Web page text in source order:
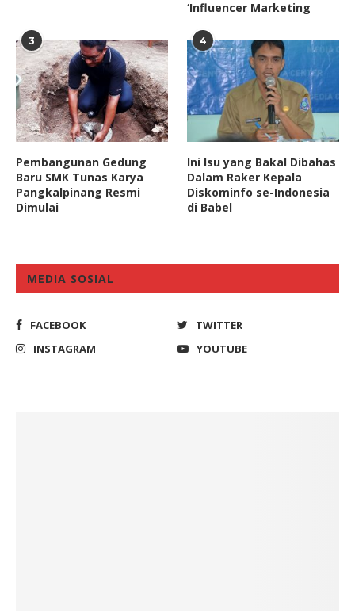
‘Influencer Marketing
3
Pembangunan Gedung
Baru SMK Tunas Karya
Pangkalpinang Resmi
Dimulai
4
Ini Isu yang Bakal Dibahas
Dalam Raker Kepala
Diskominfo se-Indonesia
di Babel
MEDIA SOSIAL
FACEBOOK
TWITTER
INSTAGRAM
YOUTUBE